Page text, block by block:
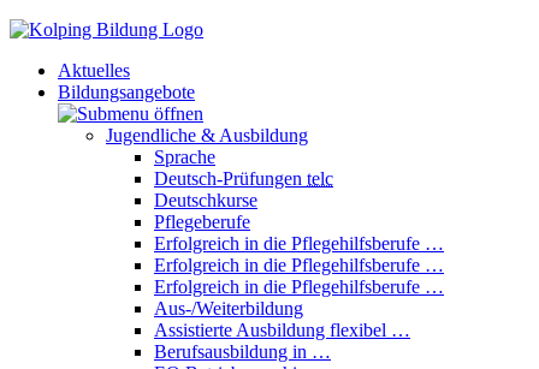
Aktuelles
Bildungsangebote
Jugendliche & Ausbildung
Sprache
Deutsch-Prüfungen telc
Deutschkurse
Pflegeberufe
Erfolgreich in die Pflegehilfsberufe …
Erfolgreich in die Pflegehilfsberufe …
Erfolgreich in die Pflegehilfsberufe …
Aus-/Weiterbildung
Assistierte Ausbildung flexibel …
Berufsausbildung in …